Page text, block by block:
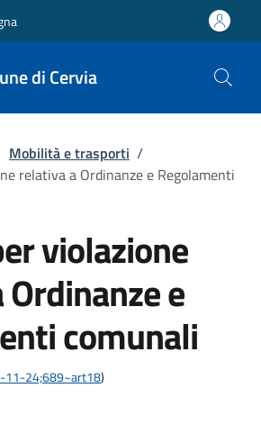
di Cervia
Mobilità e trasporti /
relativa a Ordinanze e Regolamenti
violazione
e
comunali
11-24;689~art18)